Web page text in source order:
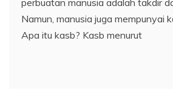
Namun, manusia juga mempunyai
Apa itu kasb? Kasb menurut